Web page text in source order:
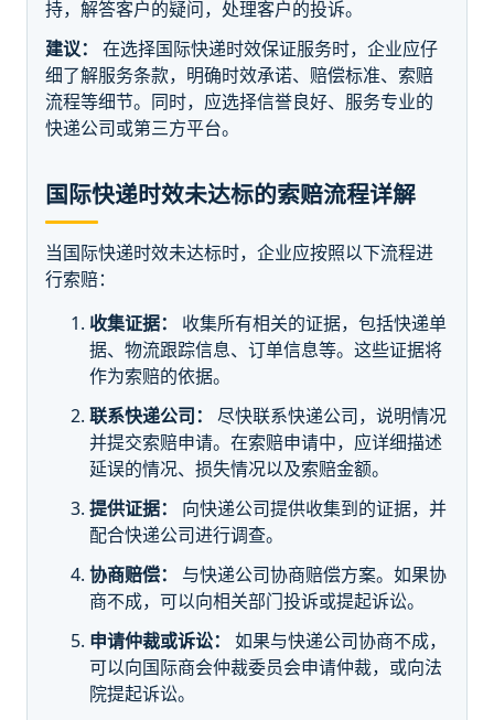
持，解答客户的疑问，处理客户的投诉。
建议：
在选择国际快递时效保证服务时，企业应仔
细了解服务条款，明确时效承诺、赔偿标准、索赔
流程等细节。同时，应选择信誉良好、服务专业的
快递公司或第三方平台。
国际快递时效未达标的索赔流程详解
当国际快递时效未达标时，企业应按照以下流程进
行索赔：
收集证据：
收集所有相关的证据，包括快递单
据、物流跟踪信息、订单信息等。这些证据将
作为索赔的依据。
联系快递公司：
尽快联系快递公司，说明情况
并提交索赔申请。在索赔申请中，应详细描述
延误的情况、损失情况以及索赔金额。
提供证据：
向快递公司提供收集到的证据，并
配合快递公司进行调查。
协商赔偿：
与快递公司协商赔偿方案。如果协
商不成，可以向相关部门投诉或提起诉讼。
申请仲裁或诉讼：
如果与快递公司协商不成，
可以向国际商会仲裁委员会申请仲裁，或向法
院提起诉讼。